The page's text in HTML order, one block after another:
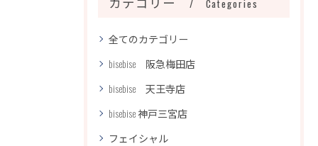
Categories
全てのカテゴリー
bisebise 阪急梅田店
bisebise 天王寺店
bisebise 神戸三宮店
フェイシャル